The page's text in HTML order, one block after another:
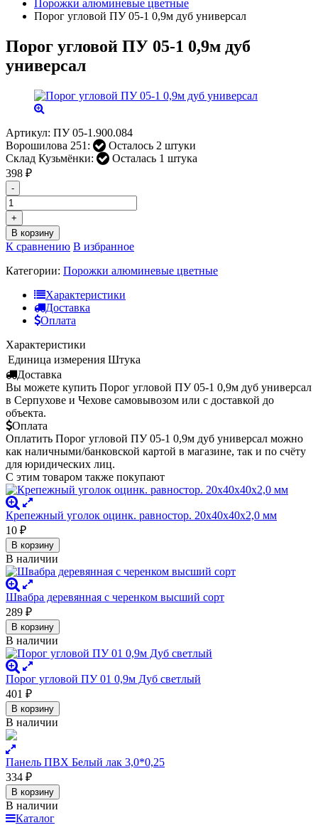
Порожки алюминевые цветные
Порог угловой ПУ 05-1 0,9м дуб универсал
Порог угловой ПУ 05-1 0,9м дуб
универсал
Артикул: ПУ 05-1.900.084
Ворошилова 251:
Осталось 2 штуки
Склад Кузьмёнки:
Осталась 1 штука
398 ₽
-
+
В корзину
К сравнению В избранное
Категории: Порожки алюминевые цветные
Характеристики
Доставка
Оплата
Характеристики
Единица измерения Штука
Доставка
Вы можете купить Порог угловой ПУ 05-1 0,9м дуб универсал
в Серпухове и Чехове самовывозом или с доставкой до
объекта.
Оплата
Оплатить Порог угловой ПУ 05-1 0,9м дуб универсал можно
как наличными/банковской картой в магазине, так и по счёту
для юридических лиц.
С этим товаром также покупают
Крепежный уголок оцинк. равностор. 20х40х40х2,0 мм
10 ₽
В корзину
В наличии
Швабра деревянная с черенком высший сорт
289 ₽
В корзину
В наличии
Порог угловой ПУ 01 0,9м Дуб светлый
401 ₽
В корзину
В наличии
Панель ПВХ Белый лак 3,0*0,25
334 ₽
В корзину
В наличии
Каталог